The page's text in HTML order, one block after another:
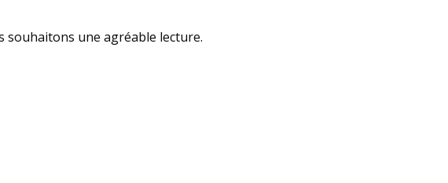
souhaitons une agréable lecture.